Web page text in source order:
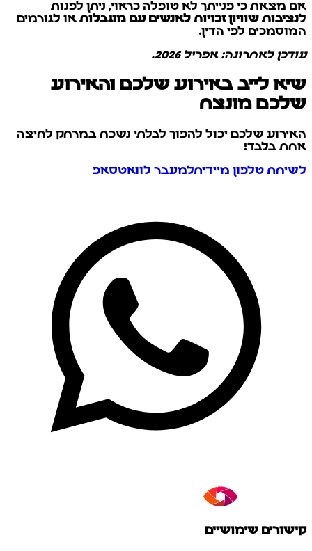
אם מצאת כי פנייתך לא טופלה כראוי, ניתן לפנות
לנציבות שוויון זכויות לאנשים עם מוגבלות או לגורמים
המוסמכים לפי הדין.
עודכן לאחרונה: אפריל 2026.
שיא לייב באירוע שלכם והאירוע
שלכם מונצח
האירוע שלכם יכול להפוך לבלתי נשכח במרחק לחיצה
אחת בלבד!
לשיחת טלפון מיידיתלמעבר לוואטסאפ
קישורים שימושיים